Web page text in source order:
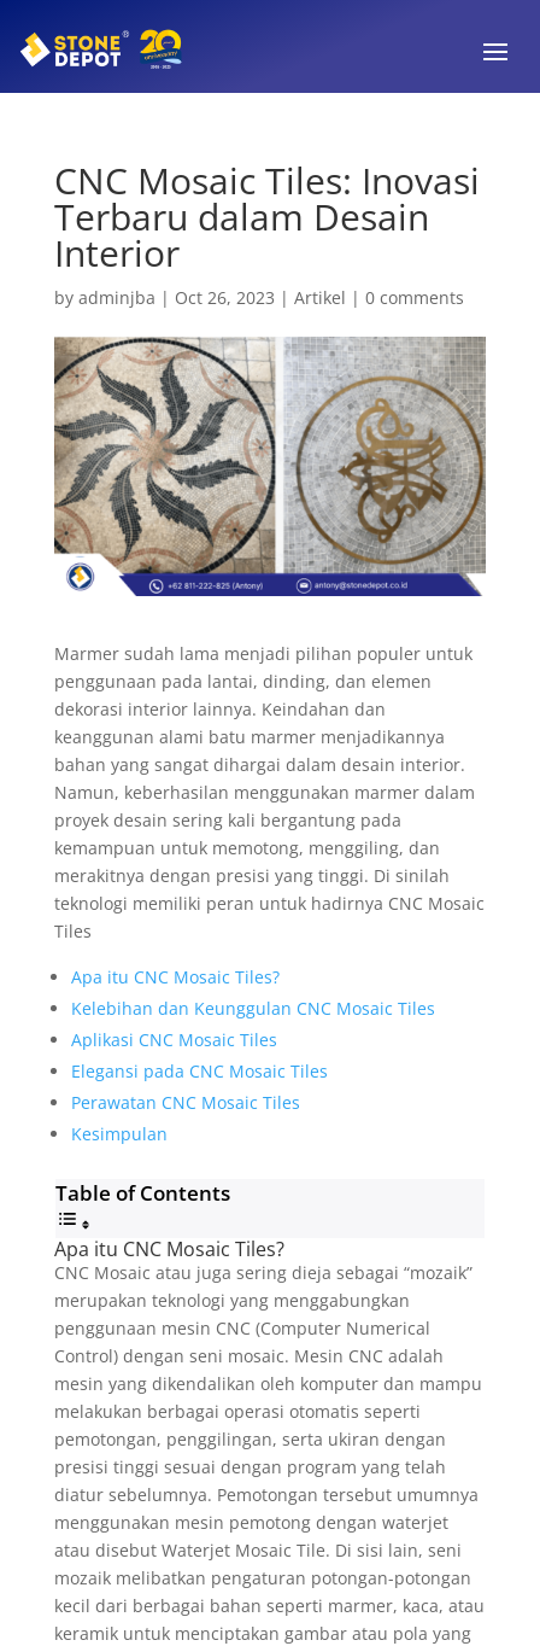
CNC Mosaic Tiles: Inovasi
Terbaru dalam Desain
Interior
by adminjba | Oct 26, 2023 | Artikel | 0 comments
Marmer sudah lama menjadi pilihan populer untuk
penggunaan pada lantai, dinding, dan elemen
dekorasi interior lainnya. Keindahan dan
keanggunan alami batu marmer menjadikannya
bahan yang sangat dihargai dalam desain interior.
Namun, keberhasilan menggunakan marmer dalam
proyek desain sering kali bergantung pada
kemampuan untuk memotong, menggiling, dan
merakitnya dengan presisi yang tinggi. Di sinilah
teknologi memiliki peran untuk hadirnya CNC Mosaic
Tiles
Apa itu CNC Mosaic Tiles?
Kelebihan dan Keunggulan CNC Mosaic Tiles
Aplikasi CNC Mosaic Tiles
Elegansi pada CNC Mosaic Tiles
Perawatan CNC Mosaic Tiles
Kesimpulan
Table of Contents
Apa itu CNC Mosaic Tiles?
CNC Mosaic atau juga sering dieja sebagai “mozaik”
merupakan teknologi yang menggabungkan
penggunaan mesin CNC (Computer Numerical
Control) dengan seni mosaic. Mesin CNC adalah
mesin yang dikendalikan oleh komputer dan mampu
melakukan berbagai operasi otomatis seperti
pemotongan, penggilingan, serta ukiran dengan
presisi tinggi sesuai dengan program yang telah
diatur sebelumnya. Pemotongan tersebut umumnya
menggunakan mesin pemotong dengan waterjet
atau disebut Waterjet Mosaic Tile. Di sisi lain, seni
mozaik melibatkan pengaturan potongan-potongan
kecil dari berbagai bahan seperti marmer, kaca, atau
keramik untuk menciptakan gambar atau pola yang